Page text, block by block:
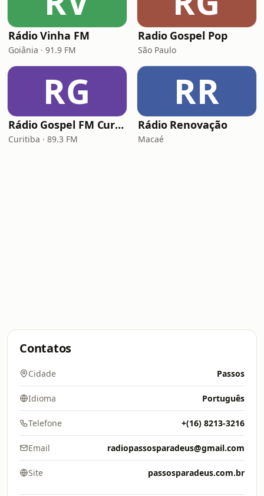
Rádio Vinha FM
Goiânia · 91.9 FM
Radio Gospel Pop
São Paulo
RG
Rádio Gospel FM Curitiba
Curitiba · 89.3 FM
RR
Rádio Renovação
Macaé
Contatos
Cidade Passos
Idioma Português
Telefone +(16) 8213-3216
Email radiopassosparadeus@gmail.com
Site passosparadeus.com.br